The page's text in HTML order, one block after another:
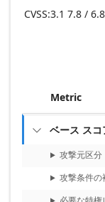
CVSS:3.1 7.8 / 6.8
Metric
 ベース スコ
攻撃元区分
攻撃条件の